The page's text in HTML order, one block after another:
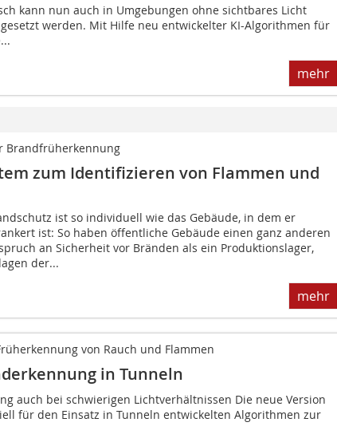
kann nun auch in Umgebungen ohne sichtbares Licht
werden. Mit Hilfe neu entwickelter KI-Algorithmen für
mehr
Brandfrüherkennung
zum Identifizieren von Flammen und
ist so individuell wie das Gebäude, in dem er
ist: So haben öffentliche Gebäude einen ganz anderen
an Sicherheit vor Bränden als ein Produktionslager,
der...
mehr
von Rauch und Flammen
in Tunneln
auch bei schwierigen Lichtverhältnissen Die neue Version
für den Einsatz in Tunneln entwickelten Algorithmen zur